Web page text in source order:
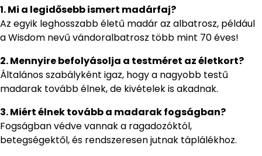
1. Mi a legidősebb ismert madárfaj?
Az egyik leghosszabb életű madár az albatrosz, például
a Wisdom nevű vándoralbatrosz több mint 70 éves!
2. Mennyire befolyásolja a testméret az életkort?
Általános szabályként igaz, hogy a nagyobb testű
madarak tovább élnek, de kivételek is akadnak.
3. Miért élnek tovább a madarak fogságban?
Fogságban védve vannak a ragadozóktól,
betegségektől, és rendszeresen jutnak táplálékhoz.